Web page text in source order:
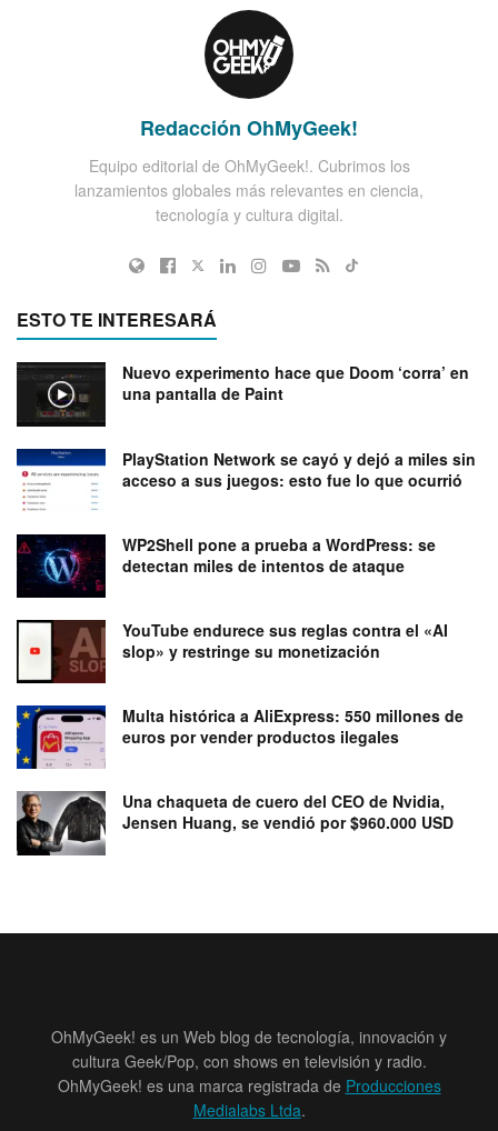
Redacción OhMyGeek!
Equipo editorial de OhMyGeek!. Cubrimos los
lanzamientos globales más relevantes en ciencia,
tecnología y cultura digital.
ESTO TE INTERESARÁ
Nuevo experimento hace que Doom ‘corra’ en
una pantalla de Paint
PlayStation Network se cayó y dejó a miles sin
acceso a sus juegos: esto fue lo que ocurrió
WP2Shell pone a prueba a WordPress: se
detectan miles de intentos de ataque
YouTube endurece sus reglas contra el «AI
slop» y restringe su monetización
Multa histórica a AliExpress: 550 millones de
euros por vender productos ilegales
Una chaqueta de cuero del CEO de Nvidia,
Jensen Huang, se vendió por $960.000 USD
OhMyGeek! es un Web blog de tecnología, innovación y
cultura Geek/Pop, con shows en televisión y radio.
OhMyGeek! es una marca registrada de Producciones
Medialabs Ltda.